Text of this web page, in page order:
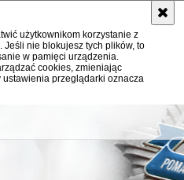
użytkownikom korzystanie z
Jeśli nie blokujesz tych plików, to
w pamięci urządzenia.
cookies, zmieniając
przeglądarki oznacza